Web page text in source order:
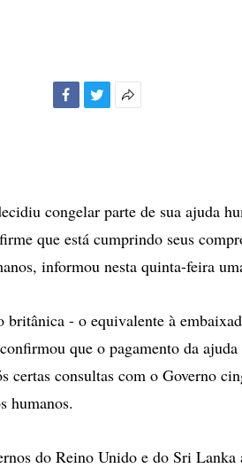
congelar parte de sua ajuda
que está cumprindo seus
informou nesta quinta-feira
- o equivalente à
que o pagamento da
certas consultas com o Governo
humanos.
do Reino Unido e do Sri Lanka